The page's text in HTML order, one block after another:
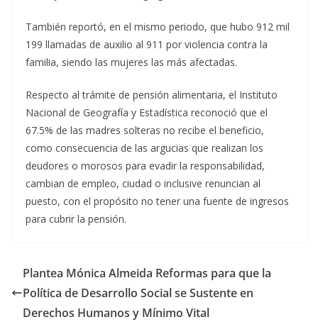
También reportó, en el mismo periodo, que hubo 912 mil
199 llamadas de auxilio al 911 por violencia contra la
familia, siendo las mujeres las más afectadas.
Respecto al trámite de pensión alimentaria, el Instituto
Nacional de Geografía y Estadística reconoció que el
67.5% de las madres solteras no recibe el beneficio,
como consecuencia de las argucias que realizan los
deudores o morosos para evadir la responsabilidad,
cambian de empleo, ciudad o inclusive renuncian al
puesto, con el propósito no tener una fuente de ingresos
para cubrir la pensión.
Plantea Mónica Almeida Reformas para que la
Política de Desarrollo Social se Sustente en
Derechos Humanos y Mínimo Vital